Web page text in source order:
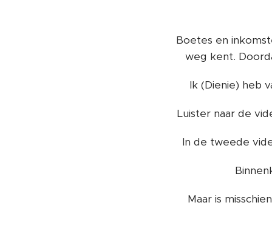
Boetes en
weg kent.
Ik (Dienie) heb
Luister naar de
In de tweede
Maar is